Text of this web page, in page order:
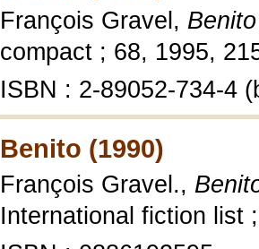
François Gravel,
compact ; 68, 1995,
ISBN : 2-89052-734-4
Benito (1990)
François Gravel.,
International fiction list